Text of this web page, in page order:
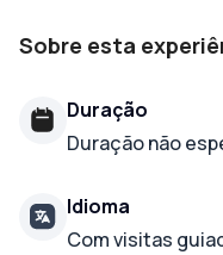
Sobre esta
Duração
Duração não
Idioma
Com visitas